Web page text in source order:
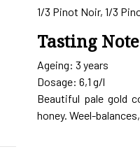
1/3 Pinot Noir, 1/3
Tasting
Ageing: 3 years
Dosage: 6,1 g/l
Beautiful pale gold
honey. Weel-